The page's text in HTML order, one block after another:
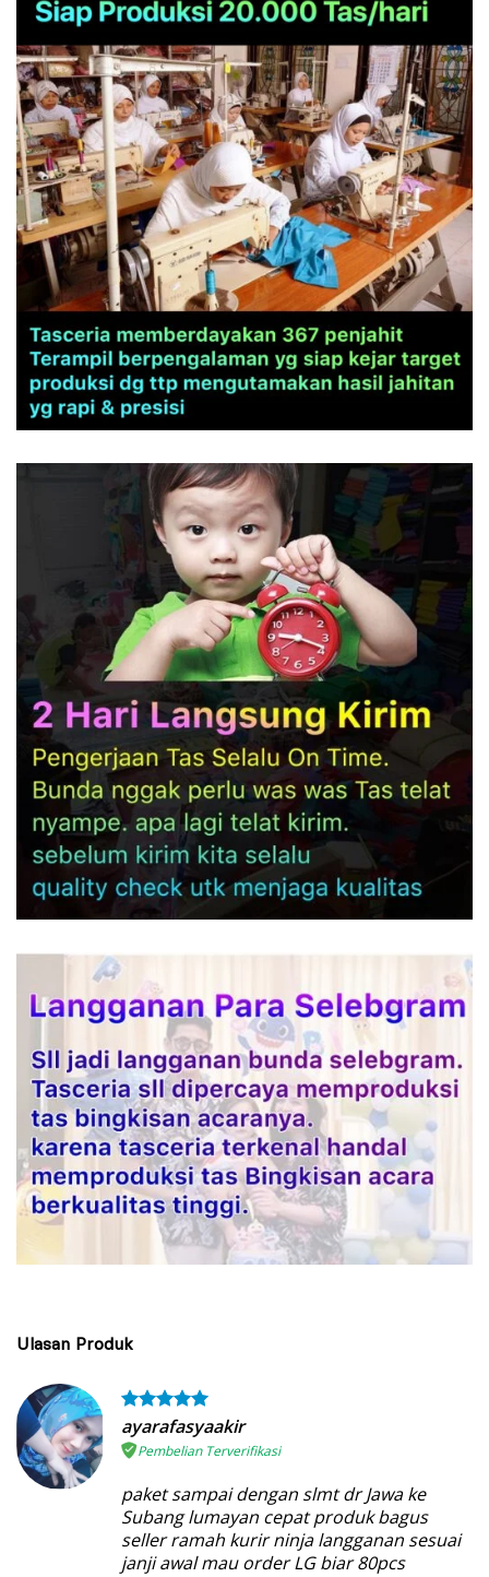
Ulasan Produk
ayarafasyaakir
Pembelian Terverifikasi
paket sampai dengan slmt dr Jawa ke
Subang lumayan cepat produk bagus
seller ramah kurir ninja langganan sesuai
janji awal mau order LG biar 80pcs